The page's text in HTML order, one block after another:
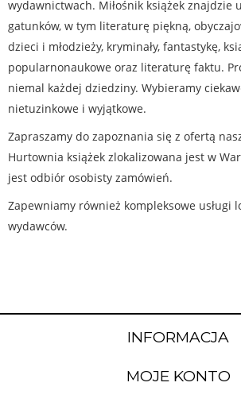
wydawnictwach. Miłośnik książek znajdzie
gatunków, w tym literaturę piękną,
dzieci i młodzieży, kryminały, fantastykę,
popularnonaukowe oraz literaturę faktu.
niemal każdej dziedziny. Wybieramy
nietuzinkowe i wyjątkowe.
Zapraszamy do zapoznania się z ofertą
Hurtownia książek zlokalizowana jest w
jest odbiór osobisty zamówień.
Zapewniamy również kompleksowe usługi
wydawców.
INFORMACJA
MOJE KONTO